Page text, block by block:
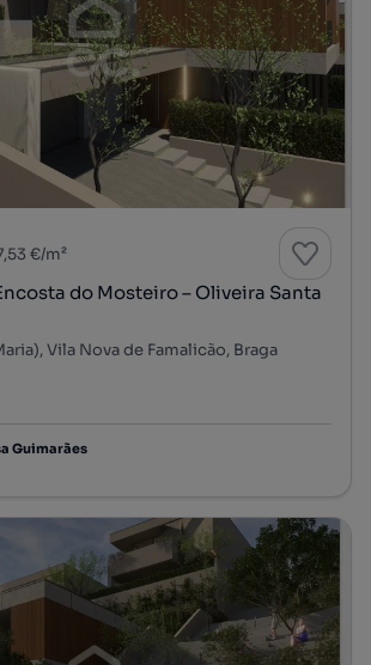
€/m²
do Mosteiro – Oliveira Santa
Vila Nova de Famalicão, Braga
quadrado
Guimarães